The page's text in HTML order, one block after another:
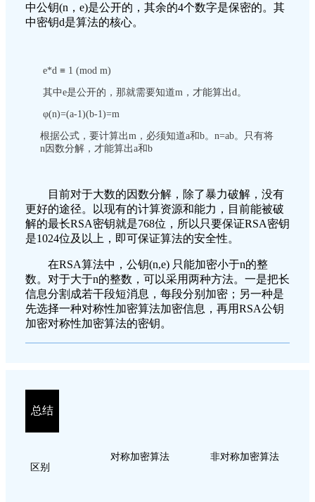
中公钥(n，e)是公开的，其余的4个数字是保密的。其
中密钥d是算法的核心。
e*d ≡ 1 (mod m)
其中e是公开的，那就需要知道m，才能算出d。
φ(n)=(a-1)(b-1)=m
根据公式，要计算出m，必须知道a和b。n=ab。只有将
n因数分解，才能算出a和b
目前对于大数的因数分解，除了暴力破解，没有
更好的途径。以现有的计算资源和能力，目前能被破
解的最长RSA密钥就是768位，所以只要保证RSA密钥
是1024位及以上，即可保证算法的安全性。
在RSA算法中，公钥(n,e) 只能加密小于n的整
数。对于大于n的整数，可以采用两种方法。一是把长
信息分割成若干段短消息，每段分别加密；另一种是
先选择一种对称性加密算法加密信息，再用RSA公钥
加密对称性加密算法的密钥。
总结
区别
对称加密算法 非对称加密算法